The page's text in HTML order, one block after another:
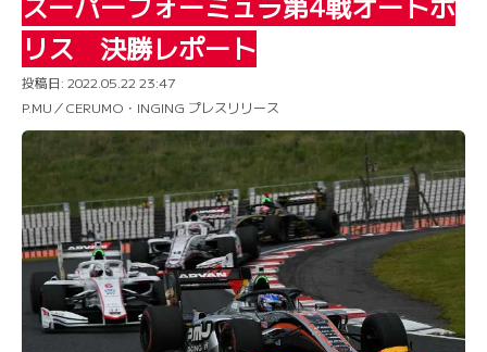
スーパーフォーミュラ第4戦オートポ
リス 決勝レポート
投稿日: 2022.05.22 23:47
P.MU／CERUMO・INGING プレスリリース